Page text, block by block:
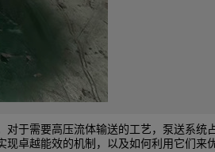
于需要高压流体输送的工艺，泵送系
卓越能效的机制，以及如何利用它们来